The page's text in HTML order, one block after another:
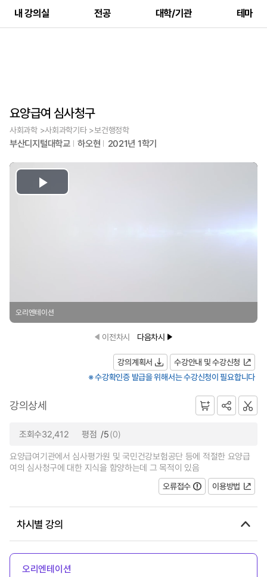
내 강의실 전공 대학/기관 테마
요양급여 심사청구
사회과학 >사회과학기타 >보건행정학
부산디지털대학교 하오현 2021년 1학기
Play
오리엔테이션
이전차시 다음차시
강의계획서
수강안내 및 수강신청
※ 수강확인증 발급을 위해서는 수강신청이 필요합니다
강의상세
조회수32,412 평점 /5(0)
요양급여기관에서 심사평가원 및 국민건강보험공단 등에 적절한 요양급
여의 심사청구에 대한 지식을 함양하는데 그 목적이 있음
오류접수
이용방법
차시별 강의
오리엔테이션